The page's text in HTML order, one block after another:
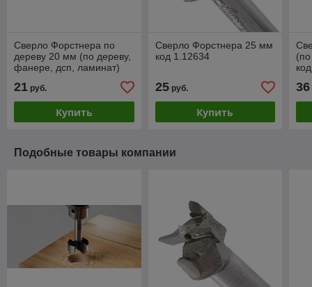
Сверло Форстнера по
дереву 20 мм (по дереву,
фанере, дсп, ламинат)
21 руб.
Купить
Сверло Форстнера 25 мм
код 1.12634
25руб.
Купить
36
Подобные товары компании